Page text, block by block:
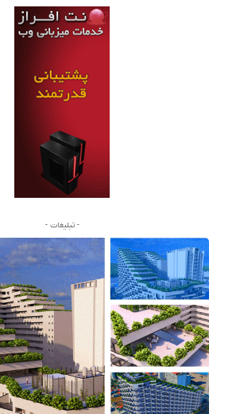
- تبلیغات -